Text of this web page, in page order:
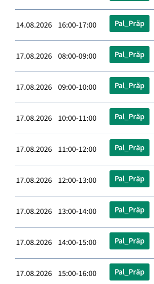
14.08.2026 16:00-17:00 Pal_Präp
17.08.2026 08:00-09:00 Pal_Präp
17.08.2026 09:00-10:00 Pal_Präp
17.08.2026 10:00-11:00 Pal_Präp
17.08.2026 11:00-12:00 Pal_Präp
17.08.2026 12:00-13:00 Pal_Präp
17.08.2026 13:00-14:00 Pal_Präp
17.08.2026 14:00-15:00 Pal_Präp
17.08.2026 15:00-16:00 Pal_Präp